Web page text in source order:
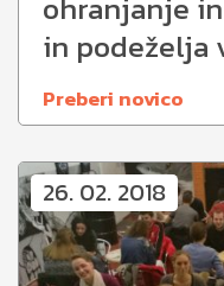
in podeželja
Preberi novico
26. 02. 2018